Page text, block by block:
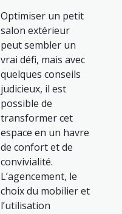
Optimiser un petit
salon extérieur
peut sembler un
vrai défi, mais avec
quelques conseils
judicieux, il est
possible de
transformer cet
espace en un havre
de confort et de
convivialité.
L’agencement, le
choix du mobilier et
l’utilisation